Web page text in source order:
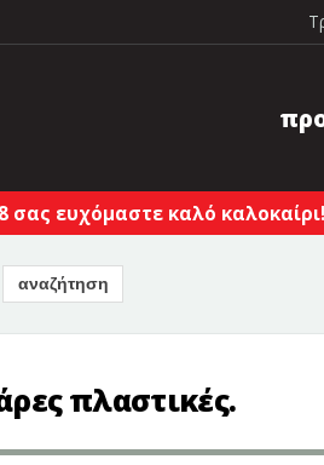
σας ευχόμαστε καλό
πλαστικές.